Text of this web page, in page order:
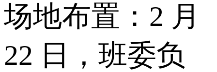
场地布置：2 月
22 日，班委负